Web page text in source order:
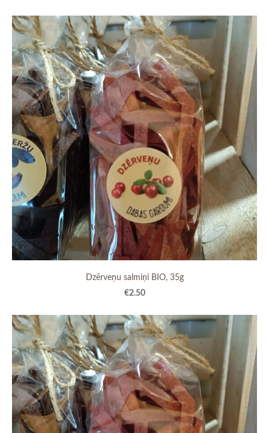
Dzērveņu salmiņi BIO, 35g
€2.50